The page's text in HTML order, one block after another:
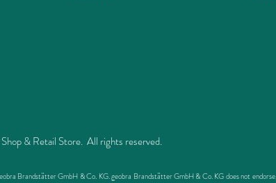
& Retail Store. All rights reserved.
Brandstätter GmbH & Co. KG. geobra Brandstätter GmbH & Co. KG does not